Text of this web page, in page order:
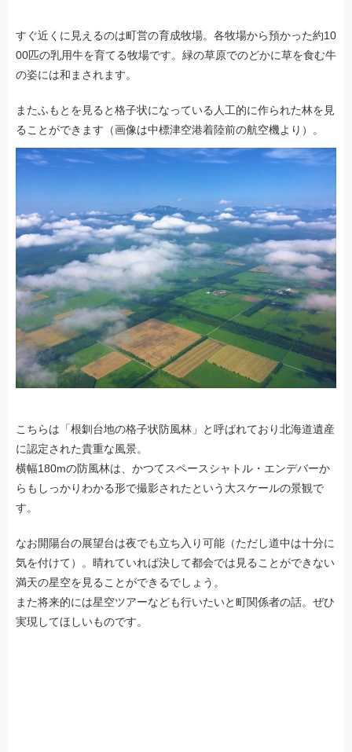
すぐ近くに見えるのは町営の育成牧場。各牧場から預かった約10
00匹の乳用牛を育てる牧場です。緑の草原でのどかに草を食む牛
の姿には和まされます。
またふもとを見ると格子状になっている人工的に作られた林を見
ることができます（画像は中標津空港着陸前の航空機より）。
こちらは「根釧台地の格子状防風林」と呼ばれており北海道遺産
に認定された貴重な風景。
横幅180mの防風林は、かつてスペースシャトル・エンデバーか
らもしっかりわかる形で撮影されたという大スケールの景観で
す。
なお開陽台の展望台は夜でも立ち入り可能（ただし道中は十分に
気を付けて）。晴れていれば決して都会では見ることができない
満天の星空を見ることができるでしょう。
また将来的には星空ツアーなども行いたいと町関係者の話。ぜひ
実現してほしいものです。